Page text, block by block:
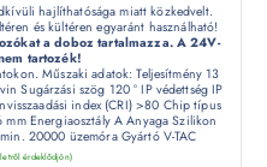
hajlíthatósága miatt közkedvelt.
és kültéren egyaránt használható!
a doboz tartalmazza. A 24V-
tartozék!
Műszaki adatok: Teljesítmény 13
Sugárzási szög 120 ° IP védettség IP
index (CRI) >80 Chip típus
Energiaosztály A Anyaga Szilikon
20000 üzemóra Gyártó V-TAC
érdeklődjön)